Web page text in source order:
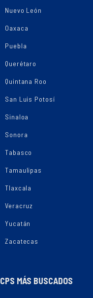
Nuevo León
Oaxaca
Puebla
Querétaro
Quintana Roo
San Luis Potosí
Sinaloa
Sonora
Tabasco
Tamaulipas
Tlaxcala
Veracruz
Yucatán
Zacatecas
CPS MÁS BUSCADOS